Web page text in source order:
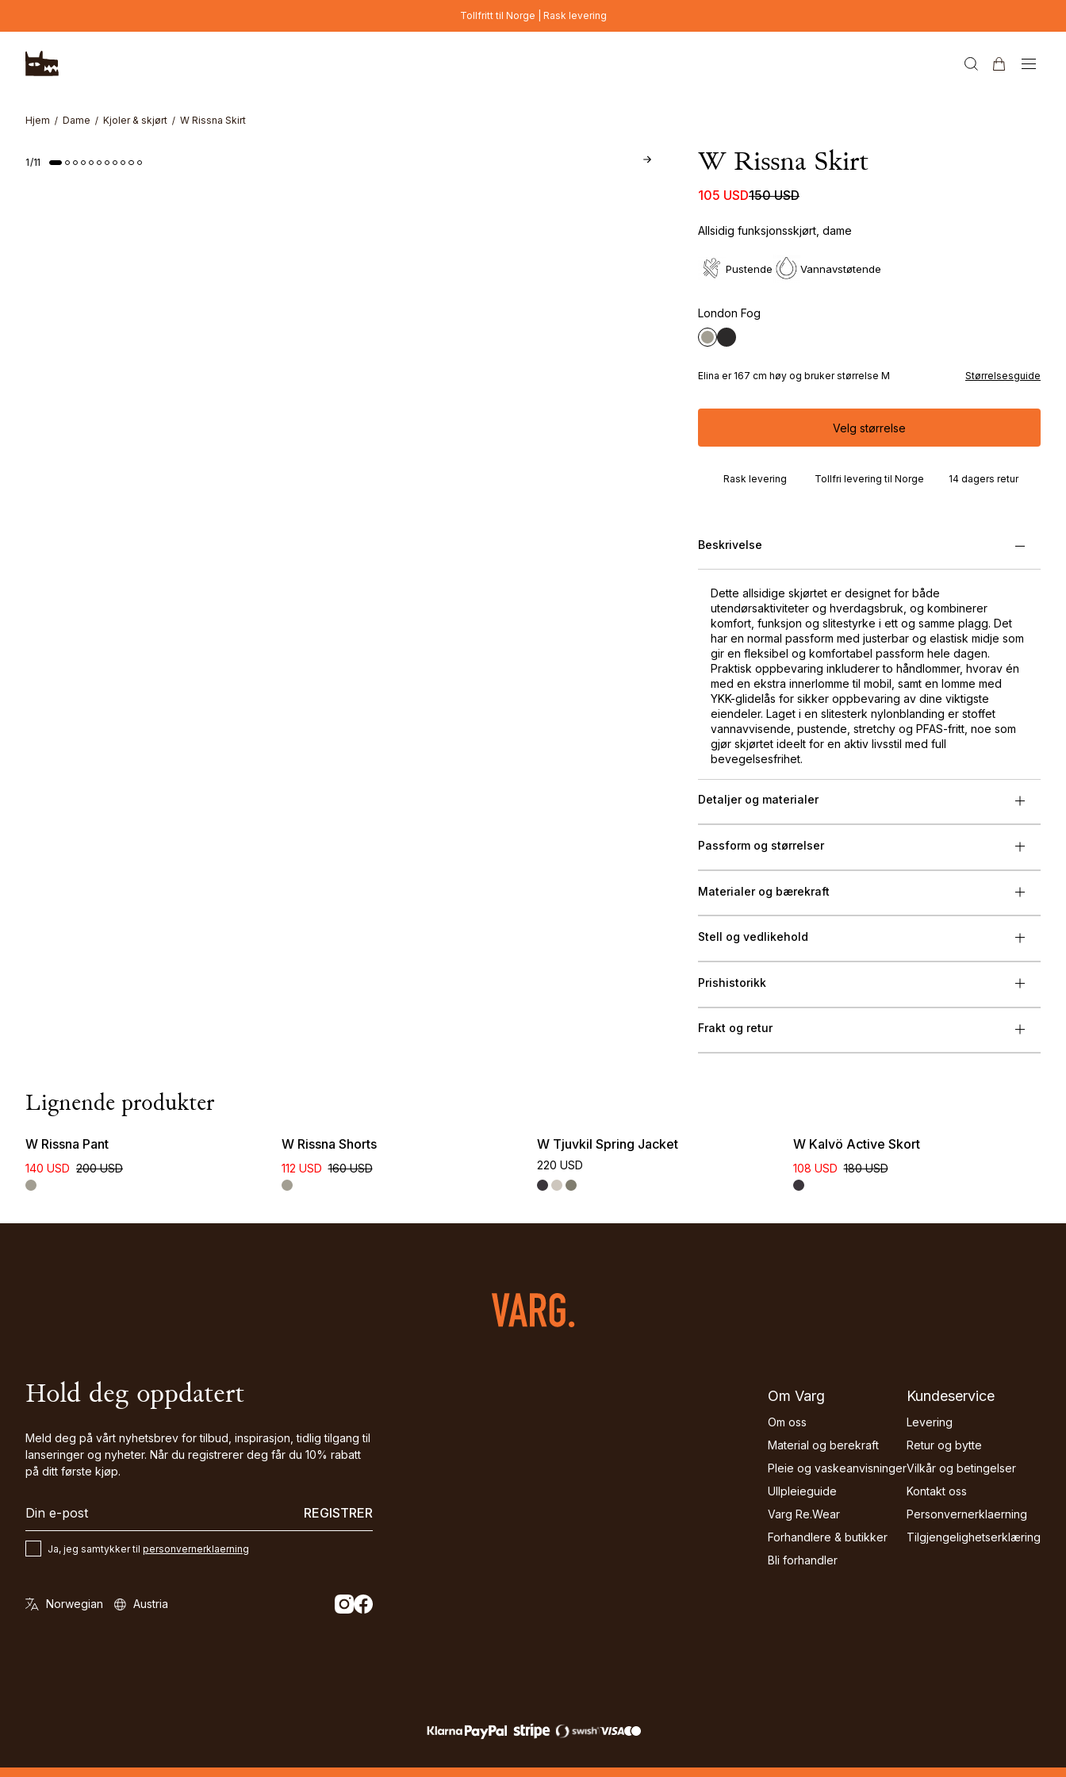
Tollfritt til Norge | Rask levering
Hjem Dame Kjoler & skjørt W Rissna Skirt
1/11 W Rissna Skirt
105 USD150 USD
Allsidig funksjonsskjørt, dame
Pustende Vannavstøtende
London Fog
Elina er 167 cm høy og bruker størrelse M Størrelsesguide
Velg størrelse
Rask levering Tollfri levering til Norge 14 dagers retur
Beskrivelse
Dette allsidige skjørtet er designet for både
utendørsaktiviteter og hverdagsbruk, og kombinerer
komfort, funksjon og slitestyrke i ett og samme plagg. Det
har en normal passform med justerbar og elastisk midje som
gir en fleksibel og komfortabel passform hele dagen.
Praktisk oppbevaring inkluderer to håndlommer, hvorav én
med en ekstra innerlomme til mobil, samt en lomme med
YKK-glidelås for sikker oppbevaring av dine viktigste
eiendeler. Laget i en slitesterk nylonblanding er stoffet
vannavvisende, pustende, stretchy og PFAS-fritt, noe som
gjør skjørtet ideelt for en aktiv livsstil med full
bevegelsesfrihet.
Detaljer og materialer
Passform og størrelser
Materialer og bærekraft
Stell og vedlikehold
Prishistorikk
Frakt og retur
Lignende produkter
W Rissna Pant
140 USD 200 USD
W Rissna Shorts
112 USD 160 USD
W Tjuvkil Spring Jacket
220 USD
W Kalvö Active Skort
108 USD 180 USD
Hold deg oppdatert
Meld deg på vårt nyhetsbrev for tilbud, inspirasjon, tidlig tilgang til
lanseringer og nyheter. Når du registrerer deg får du 10% rabatt
på ditt første kjøp.
REGISTRER
Ja, jeg samtykker til personvernerklaerning
Om Varg
Om oss
Material og berekraft
Pleie og vaskeanvisninger
Ullpleieguide
Varg Re.Wear
Forhandlere & butikker
Bli forhandler
Kundeservice
Levering
Retur og bytte
Vilkår og betingelser
Kontakt oss
Personvernerklaerning
Tilgjengelighetserklæring